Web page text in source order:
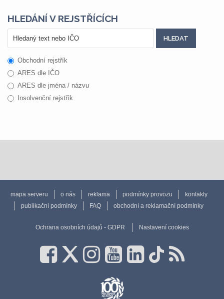
HLEDÁNÍ V REJSTŘÍCÍCH
Obchodní rejstřík
ARES dle IČO
ARES dle jména / názvu
Insolvenční rejstřík
mapa serveru o nás reklama podmínky provozu
kontakty
publikační podmínky
FAQ obchodní a reklamační podmínky
Ochrana osobních údajů - GDPR Nastavení cookies